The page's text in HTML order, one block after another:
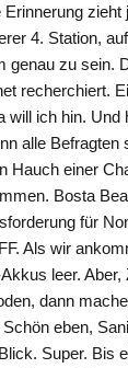
zieht
4. Station,
genau zu sein.
recherchiert.
will ich hin.
alle Befragten
Hauch einer
Bosta
für
Als wir
leer.
dann
eben,
Super. Bis